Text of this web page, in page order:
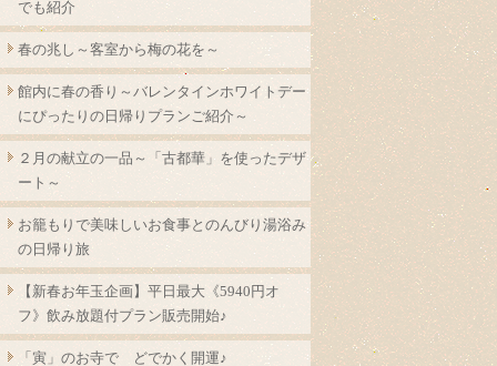
でも紹介
春の兆し～客室から梅の花を～
館内に春の香り～バレンタインホワイトデー
にぴったりの日帰りプランご紹介～
２月の献立の一品～「古都華」を使ったデザ
ート～
お籠もりで美味しいお食事とのんびり湯浴み
の日帰り旅
【新春お年玉企画】平日最大《5940円オ
フ》飲み放題付プラン販売開始♪
「寅」のお寺で どでかく開運♪